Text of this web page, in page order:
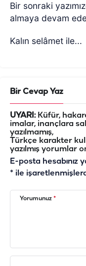
Bir sonraki
almaya devam
Kalın selâmet ile...
Bir Cevap Yaz
UYARI:Küfür,
imalar, inançlara
yazılmamış,
Türkçe karakter
yazılmış yorumlar
E-posta hesabınız
* ile
Yorumunuz *